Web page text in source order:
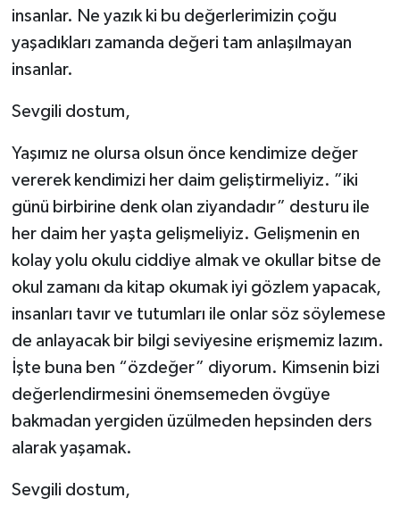
insanlar. Ne yazık ki bu değerlerimizin çoğu
yaşadıkları zamanda değeri tam anlaşılmayan
insanlar.
Sevgili dostum,
Yaşımız ne olursa olsun önce kendimize değer
vererek kendimizi her daim geliştirmeliyiz. ”iki
günü birbirine denk olan ziyandadır” desturu ile
her daim her yaşta gelişmeliyiz. Gelişmenin en
kolay yolu okulu ciddiye almak ve okullar bitse de
okul zamanı da kitap okumak iyi gözlem yapacak,
insanları tavır ve tutumları ile onlar söz söylemese
de anlayacak bir bilgi seviyesine erişmemiz lazım.
İşte buna ben “özdeğer” diyorum. Kimsenin bizi
değerlendirmesini önemsemeden övgüye
bakmadan yergiden üzülmeden hepsinden ders
alarak yaşamak.
Sevgili dostum,